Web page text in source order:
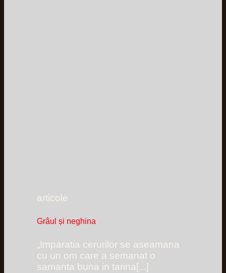
articole
Grâul și neghina
„Imparatia cerurilor se aseamana
cu un om care a semanat o
samanta buna in tarina[...]